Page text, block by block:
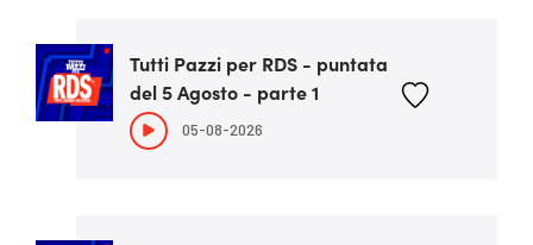
Tutti Pazzi per RDS - puntata
del 5 Agosto - parte 1
05-08-2026